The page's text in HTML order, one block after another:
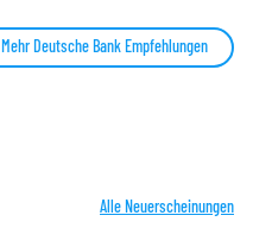
Mehr Deutsche Bank Empfehlungen
Alle Neuerscheinungen